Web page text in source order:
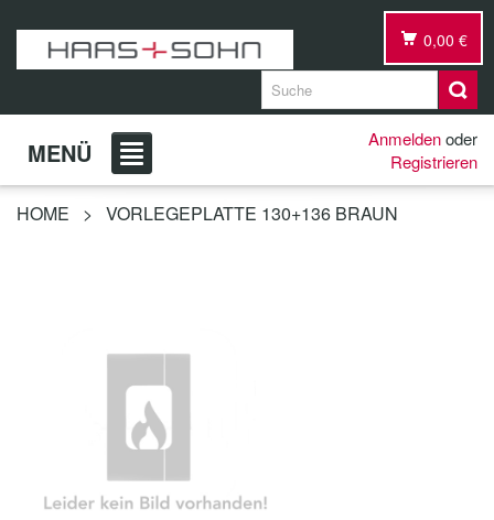
0,00 €
MENÜ Anmeldenoder
Registrieren
HOME > VORLEGEPLATTE 130+136 BRAUN